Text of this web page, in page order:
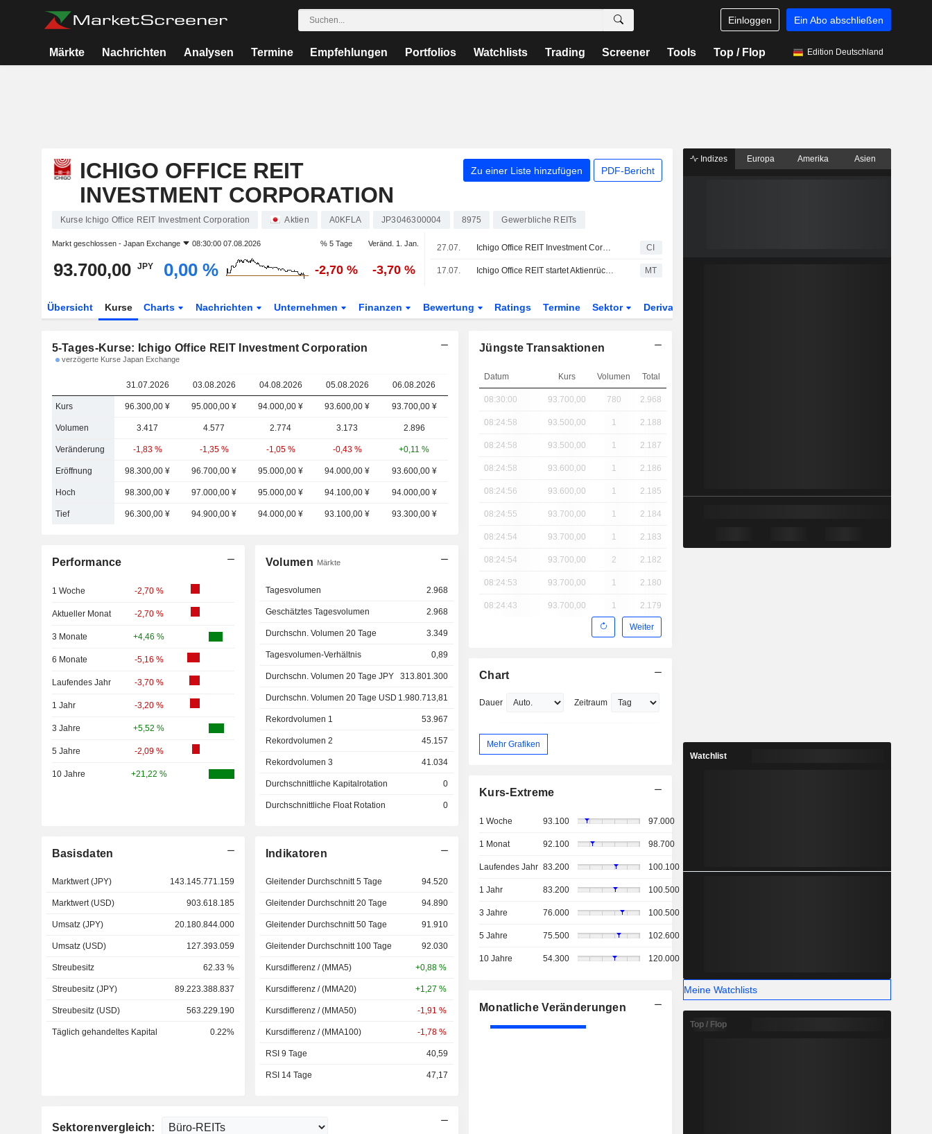
Einloggen Ein Abo abschließen
Märkte Nachrichten Analysen Termine Empfehlungen Portfolios Watchlists Trading Screener Tools Top / Flop Edition Deutschland
ICHIGO OFFICE REIT
INVESTMENT CORPORATION
Zu einer Liste hinzufügen PDF-Bericht
Kurse Ichigo Office REIT Investment Corporation Aktien A0KFLA JP3046300004 8975 Gewerbliche REITs
Markt geschlossen - Japan Exchange 08:30:00 07.08.2026 % 5 Tage Veränd. 1. Jan.
93.700,00 JPY 0,00 % -2,70 % -3,70 %
27.07. Ichigo Office REIT Investment Corporation genehmigt Ernennung von Koto Hashimoto zur Aufsichtsrätin CI
17.07. Ichigo Office REIT startet Aktienrückkauf über 1,5 Mrd. Yen MT
Übersicht Kurse Charts Nachrichten Unternehmen Finanzen Bewertung Ratings Termine Sektor Derivate
5-Tages-Kurse: Ichigo Office REIT Investment Corporation
verzögerte Kurse Japan Exchange
31.07.2026 03.08.2026 04.08.2026 05.08.2026 06.08.2026
Kurs 96.300,00 ¥ 95.000,00 ¥ 94.000,00 ¥ 93.600,00 ¥ 93.700,00 ¥
Volumen 3.417 4.577 2.774 3.173 2.896
Veränderung -1,83 % -1,35 % -1,05 % -0,43 % +0,11 %
Eröffnung 98.300,00 ¥ 96.700,00 ¥ 95.000,00 ¥ 94.000,00 ¥ 93.600,00 ¥
Hoch 98.300,00 ¥ 97.000,00 ¥ 95.000,00 ¥ 94.100,00 ¥ 94.000,00 ¥
Tief 96.300,00 ¥ 94.900,00 ¥ 94.000,00 ¥ 93.100,00 ¥ 93.300,00 ¥
Performance
1 Woche -2,70 %
Aktueller Monat -2,70 %
3 Monate +4,46 %
6 Monate -5,16 %
Laufendes Jahr -3,70 %
1 Jahr -3,20 %
3 Jahre +5,52 %
5 Jahre -2,09 %
10 Jahre +21,22 %
Volumen Märkte
Tagesvolumen 2.968
Geschätztes Tagesvolumen 2.968
Durchschn. Volumen 20 Tage 3.349
Tagesvolumen-Verhältnis 0,89
Durchschn. Volumen 20 Tage JPY 313.801.300
Durchschn. Volumen 20 Tage USD 1.980.713,81
Rekordvolumen 1 53.967
Rekordvolumen 2 45.157
Rekordvolumen 3 41.034
Durchschnittliche Kapitalrotation 0
Durchschnittliche Float Rotation 0
Basisdaten
Marktwert (JPY) 143.145.771.159
Marktwert (USD) 903.618.185
Umsatz (JPY) 20.180.844.000
Umsatz (USD) 127.393.059
Streubesitz 62.33 %
Streubesitz (JPY) 89.223.388.837
Streubesitz (USD) 563.229.190
Täglich gehandeltes Kapital 0.22%
Indikatoren
Gleitender Durchschnitt 5 Tage 94.520
Gleitender Durchschnitt 20 Tage 94.890
Gleitender Durchschnitt 50 Tage 91.910
Gleitender Durchschnitt 100 Tage 92.030
Kursdifferenz / (MMA5) +0,88 %
Kursdifferenz / (MMA20) +1,27 %
Kursdifferenz / (MMA50) -1,91 %
Kursdifferenz / (MMA100) -1,78 %
RSI 9 Tage 40,59
RSI 14 Tage 47,17
Sektorenvergleich:
Jüngste Transaktionen
Datum Kurs Volumen Total
08:30:00 93.700,00 780 2.968
08:24:58 93.500,00 1 2.188
08:24:58 93.500,00 1 2.187
08:24:58 93.600,00 1 2.186
08:24:56 93.600,00 1 2.185
08:24:55 93.700,00 1 2.184
08:24:54 93.700,00 1 2.183
08:24:54 93.700,00 2 2.182
08:24:53 93.700,00 1 2.180
08:24:43 93.700,00 1 2.179
Weiter
Chart
Dauer Zeitraum
Mehr Grafiken
Kurs-Extreme
1 Woche 93.100 97.000
1 Monat 92.100 98.700
Laufendes Jahr 83.200 100.100
1 Jahr 83.200 100.500
3 Jahre 76.000 100.500
5 Jahre 75.500 102.600
10 Jahre 54.300 120.000
Monatliche Veränderungen
Indizes Europa Amerika Asien
Watchlist
Meine Watchlists
Top / Flop